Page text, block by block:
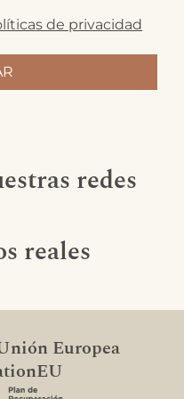
de privacidad
redes
reales
Europea